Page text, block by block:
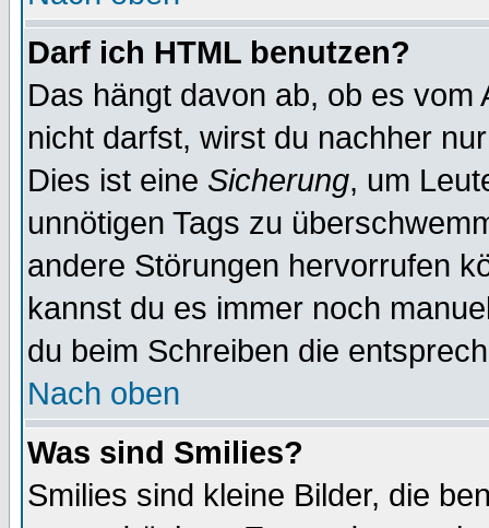
Darf ich HTML benutzen?
Das hängt davon ab, ob es
nicht darfst, wirst du nachher
Dies ist eine Sicherung, um
unnötigen Tags zu
andere Störungen hervorrufen
kannst du es immer noch
du beim Schreiben die
Nach oben
Was sind Smilies?
Smilies sind kleine Bilder, die